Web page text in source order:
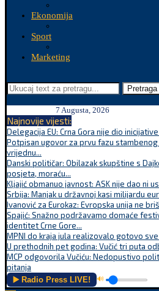
Ekonomija
Sport
Marketing
Pretraga
7 Augusta, 2026
Najnovije vijesti:
Delegacija EU: Crna Gora nije dio
Potpisan ugovor za prvu fazu
vrijednu...
Danski političar: Obilazak skupštine s
posjeta, moraću...
Kljajić obmanuo javnost: ASK nije dao ni
Srbija: Manjak u državnoj kasi milijardu
Ivanović za Eurokaz: Evropska unija ne
Spajić: Snažno podržavamo domaće
identitet Crne Gore...
MPNI do kraja jula realizovalo gotovo
U prethodnih pet godina: Vučić tri puta
MCP odgovorila Vučiću: Nedopustivo
pitanja
▶️ Radio Press LIVE! 🔊